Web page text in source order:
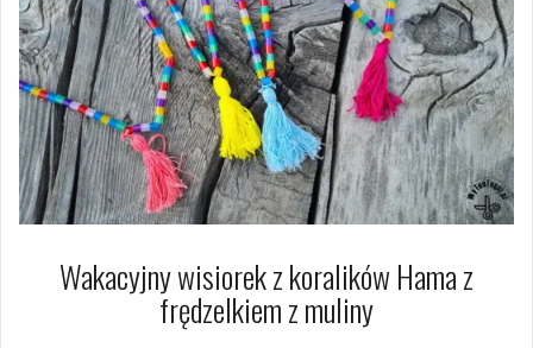
Wakacyjny wisiorek z koralików Hama z
frędzelkiem z muliny